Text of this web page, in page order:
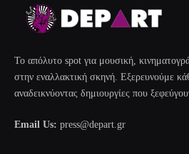
Το απόλυτο spot για μουσική,
στην εναλλακτική σκηνή. Εξερευνούμε
αναδεικνύοντας δημιουργίες που
Email Us: press@depart.gr